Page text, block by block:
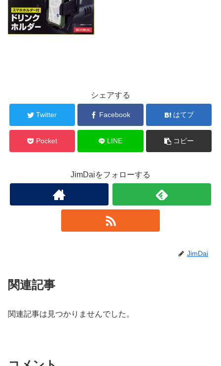
シェアする
Twitter Facebook はてブ
Pocket LINE コピー
JimDaiをフォローする
JimDai
関連記事
関連記事は見つかりませんでした。